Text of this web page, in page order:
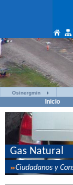
Osinergmin
Inicio